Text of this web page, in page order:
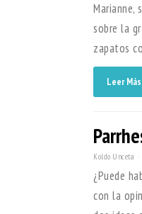
Marianne,
sobre la
zapatos
Leer
Koldo Unceta
¿Puede
con la